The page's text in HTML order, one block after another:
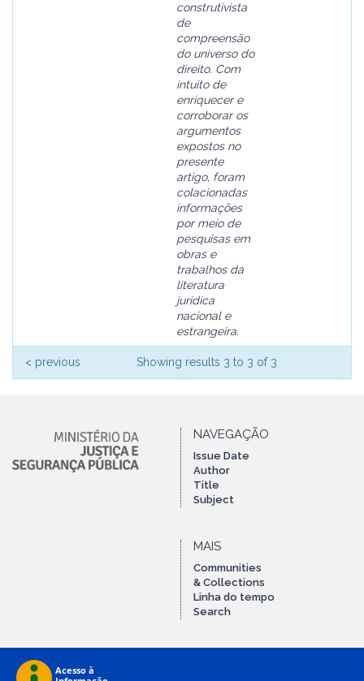
construtivista
de
compreensão
do universo do
direito. Com
intuito de
enriquecer e
corroborar os
argumentos
expostos no
presente
artigo, foram
colacionadas
informações
por meio de
pesquisas em
obras e
trabalhos da
literatura
jurídica
nacional e
estrangeira.
Showing results 3 to 3 of 3
< previous
NAVEGAÇÃO
Issue Date
Author
Title
Subject
MAIS
Communities
& Collections
Linha do tempo
Search